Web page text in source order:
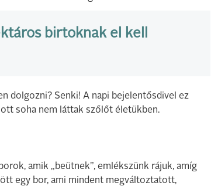
birtoknak el kell
dolgozni? Senki! A napi bejelentősdivel ez
soha nem láttak szőlőt életükben.
amik „beütnek”, emlékszünk rájuk, amíg
egy bor, ami mindent megváltoztatott,